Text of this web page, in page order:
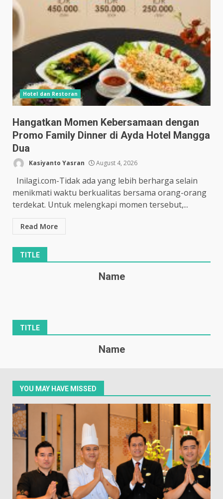
Hotel dan Restoran
Hangatkan Momen Kebersamaan dengan
Promo Family Dinner di Ayda Hotel Mangga
Dua
Kasiyanto Yasran August 4, 2026
Inilagi.com-Tidak ada yang lebih berharga selain
menikmati waktu berkualitas bersama orang-orang
terdekat. Untuk melengkapi momen tersebut,...
Read More
TITLE
Name
TITLE
Name
YOU MAY HAVE MISSED